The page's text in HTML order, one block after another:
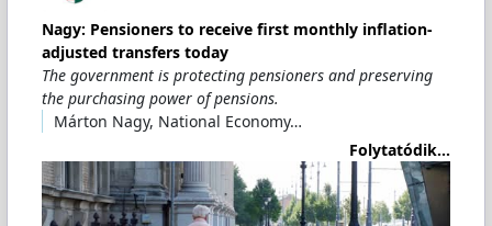
Nagy: Pensioners to receive first monthly inflation-
adjusted transfers today
The government is protecting pensioners and preserving
the purchasing power of pensions.
Márton Nagy, National Economy…
Folytatódik...